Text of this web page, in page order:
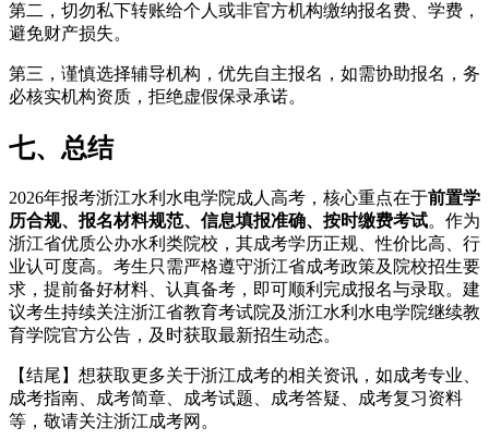
第二，切勿私下转账给个人或非官方机构缴纳报名费、学费，
避免财产损失。
第三，谨慎选择辅导机构，优先自主报名，如需协助报名，务
必核实机构资质，拒绝虚假保录承诺。
七、总结
2026年报考浙江水利水电学院成人高考，核心重点在于前置学
历合规、报名材料规范、信息填报准确、按时缴费考试。作为
浙江省优质公办水利类院校，其成考学历正规、性价比高、行
业认可度高。考生只需严格遵守浙江省成考政策及院校招生要
求，提前备好材料、认真备考，即可顺利完成报名与录取。建
议考生持续关注浙江省教育考试院及浙江水利水电学院继续教
育学院官方公告，及时获取最新招生动态。
【结尾】想获取更多关于浙江成考的相关资讯，如成考专业、
成考指南、成考简章、成考试题、成考答疑、成考复习资料
等，敬请关注浙江成考网。